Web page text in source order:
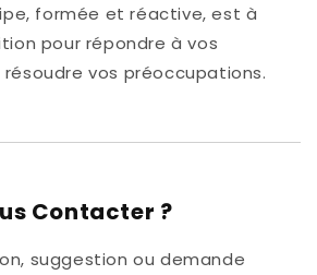
formée et réactive, est à
pour répondre à vos
vos préoccupations.
Contacter ?
suggestion ou demande